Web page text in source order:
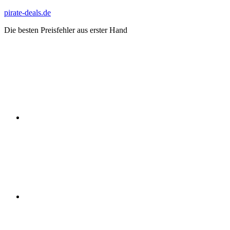
Zum
springen
pirate-deals.de
Die besten Preisfehler aus erster Hand